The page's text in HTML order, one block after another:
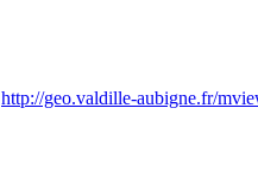
http://geo.valdille-aubigne.fr/